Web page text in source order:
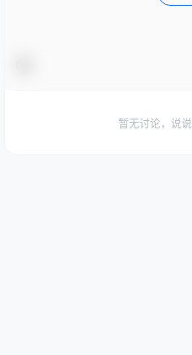
暂无讨论，说